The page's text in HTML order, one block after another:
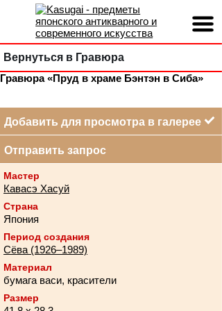
Вернуться в Гравюра
Гравюра «Пруд в храме Бэнтэн в Сиба»
Добавить для просмотра в галерее
Отправить запрос
Мастер
Кавасэ Хасуй
Страна
Япония
Период создания
Сёва (1926–1989)
Материал
бумага васи, красители
Размер